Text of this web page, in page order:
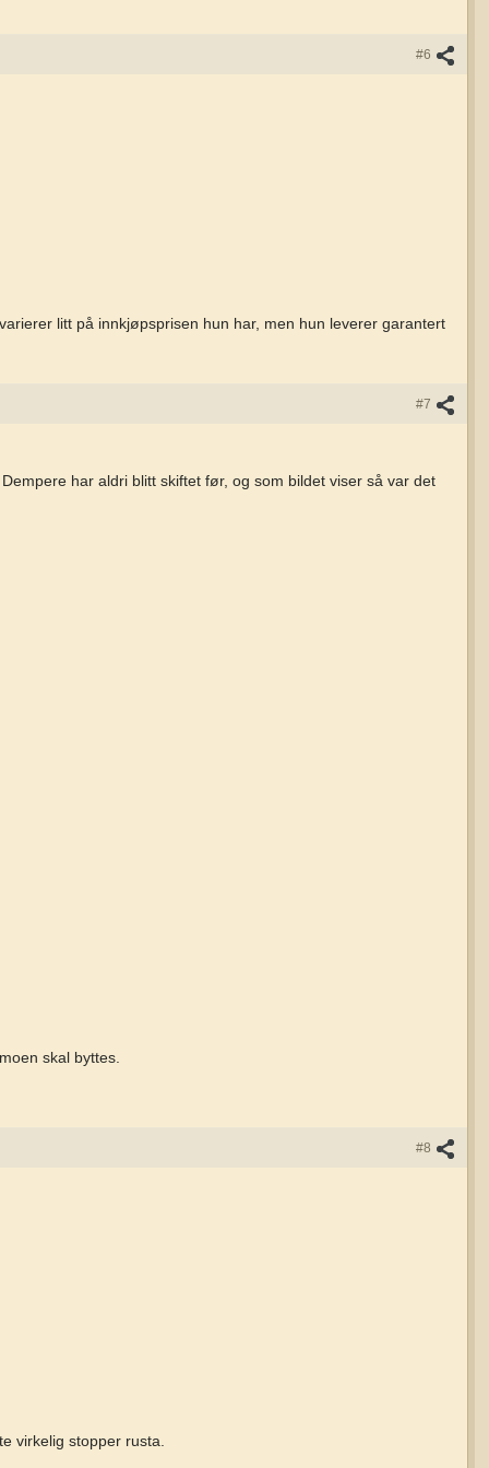
#6
litt på innkjøpsprisen hun har, men hun leverer garantert
#7
har aldri blitt skiftet før, og som bildet viser så var det
skal byttes.
#8
virkelig stopper rusta.